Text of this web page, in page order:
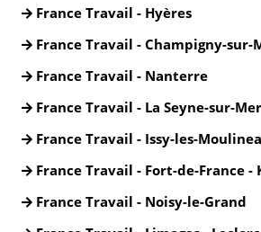
France Travail - Hyères
France Travail - Champigny-sur-
France Travail - Nanterre
France Travail - La Seyne-sur-Mer
France Travail - Issy-les-
France Travail - Fort-de-France -
France Travail - Noisy-le-Grand